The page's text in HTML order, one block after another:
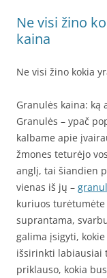
Ne visi žino
kaina
Ne visi žino kokia
Granulės kaina: ką
Granulės – ypač
kalbame apie
žmones teturėjo
anglį, tai šiandien
vienas iš jų –
kuriuos turėtumėte
suprantama,
galima įsigyti,
išsirinkti labiausiai
priklauso, kokia